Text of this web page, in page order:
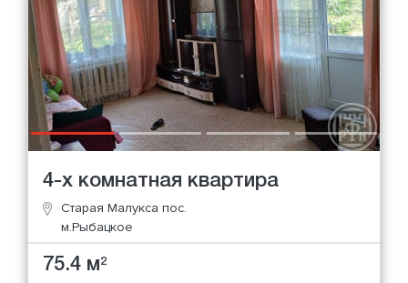
4-х комнатная квартира
Старая Малукса пос.
м.Рыбацкое
75.4 м2